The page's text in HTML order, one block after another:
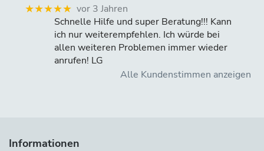
★★★★★ vor 3 Jahren
Schnelle Hilfe und super Beratung!!! Kann
ich nur weiterempfehlen. Ich würde bei
allen weiteren Problemen immer wieder
anrufen! LG
Alle Kundenstimmen anzeigen
Informationen